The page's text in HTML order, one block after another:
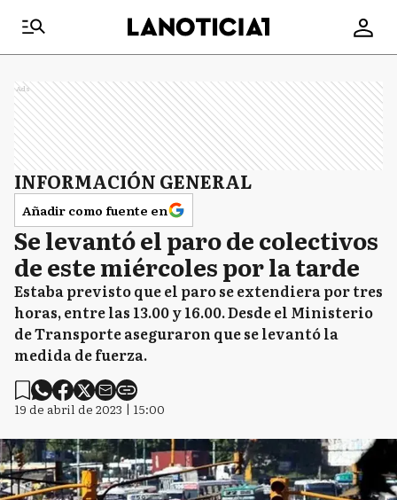
Ads
INFORMACIÓN GENERAL
Añadir como fuente en
Se levantó el paro de colectivos
de este miércoles por la tarde
Estaba previsto que el paro se extendiera por tres
horas, entre las 13.00 y 16.00. Desde el Ministerio
de Transporte aseguraron que se levantó la
medida de fuerza.
19 de abril de 2023 | 15:00